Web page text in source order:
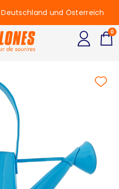
und Österreich
0